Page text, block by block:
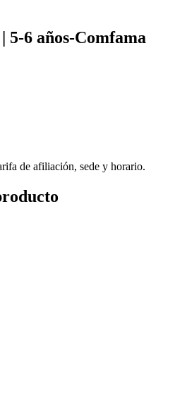
5-6 años-Comfama
de afiliación, sede y horario.